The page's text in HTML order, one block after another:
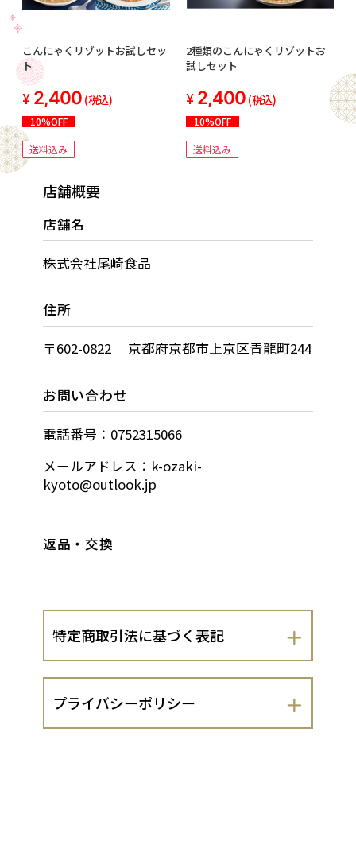
こんにゃくリゾットお試しセッ
ト
2,400 (税込)
10%OFF
送料込み
2種類のこんにゃくリゾットお
試しセット
2,400 (税込)
10%OFF
送料込み
店舗概要
店舗名
株式会社尾崎食品
住所
〒602-0822 京都府京都市上京区青龍町244
お問い合わせ
電話番号：0752315066
メールアドレス：k-ozaki-
kyoto@outlook.jp
返品・交換
特定商取引法に基づく表記
会社名
株式会社尾崎食品
プライバシーポリシー